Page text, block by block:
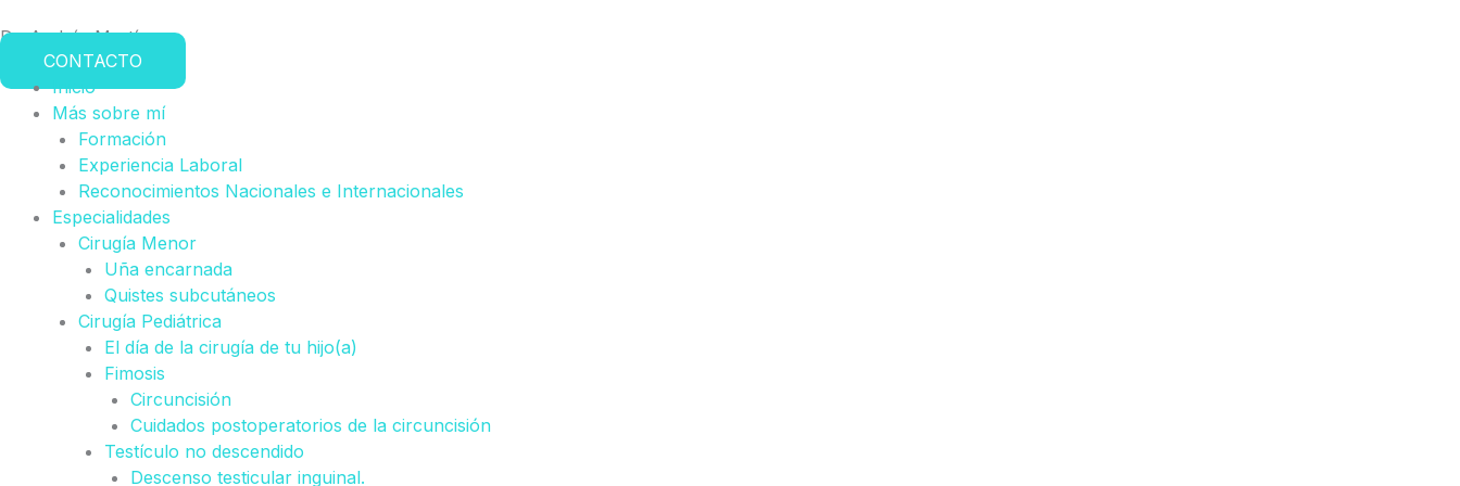
al
contenido
Dr. Andrés Martínez
CONTACTO
Inicio
Más sobre mí
Formación
Experiencia Laboral
Reconocimientos Nacionales e Internacionales
Especialidades
Cirugía Menor
Uña encarnada
Quistes subcutáneos
Cirugía Pediátrica
El día de la cirugía de tu hijo(a)
Fimosis
Circuncisión
Cuidados postoperatorios de la circuncisión
Testículo no descendido
Descenso testicular inguinal.